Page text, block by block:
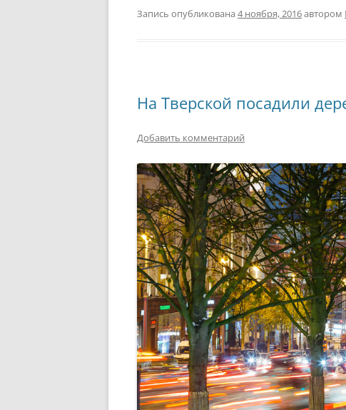
Запись опубликована 4 ноября, 2016автором
На Тверской посадили
Добавить комментарий